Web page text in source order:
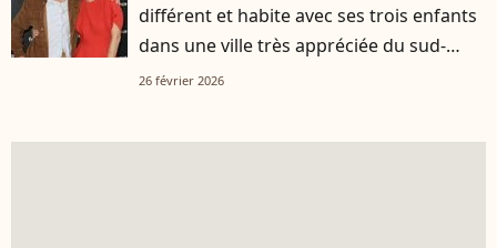
différent et habite avec ses trois enfants
dans une ville très appréciée du sud-
ouest
26 février 2026